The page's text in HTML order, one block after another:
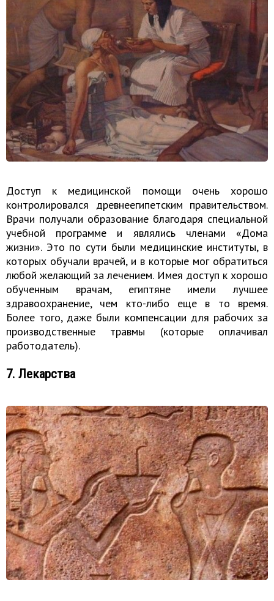
Доступ к медицинской помощи очень хорошо
контролировался древнеегипетским правительством.
Врачи получали образование благодаря специальной
учебной программе и являлись членами «Дома
жизни». Это по сути были медицинские институты, в
которых обучали врачей, и в которые мог обратиться
любой желающий за лечением. Имея доступ к хорошо
обученным врачам, египтяне имели лучшее
здравоохранение, чем кто-либо еще в то время.
Более того, даже были компенсации для рабочих за
производственные травмы (которые оплачивал
работодатель).
7. Лекарства